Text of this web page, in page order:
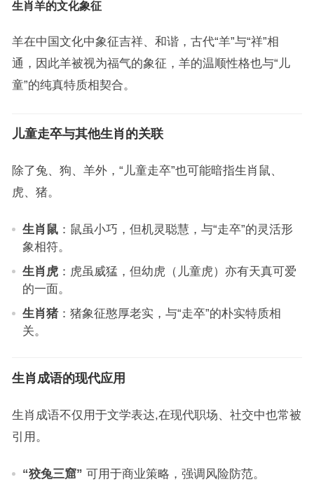
生肖羊的文化象征
羊在中国文化中象征吉祥、和谐，古代“羊”与“祥”相
通，因此羊被视为福气的象征，羊的温顺性格也与“儿
童”的纯真特质相契合。
儿童走卒与其他生肖的关联
除了兔、狗、羊外，“儿童走卒”也可能暗指生肖鼠、
虎、猪。
生肖鼠：鼠虽小巧，但机灵聪慧，与“走卒”的灵活形
象相符。
生肖虎：虎虽威猛，但幼虎（儿童虎）亦有天真可爱
的一面。
生肖猪：猪象征憨厚老实，与“走卒”的朴实特质相
关。
生肖成语的现代应用
生肖成语不仅用于文学表达,在现代职场、社交中也常被
引用。
“狡兔三窟” 可用于商业策略，强调风险防范。